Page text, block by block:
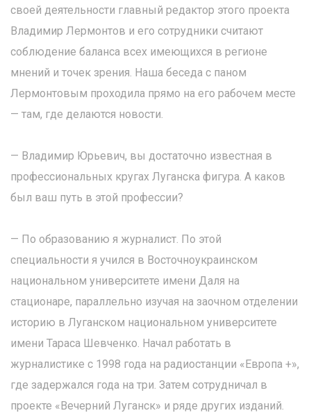
своей деятельности главный редактор этого проекта
Владимир Лермонтов и его сотрудники считают
соблюдение баланса всех имеющихся в регионе
мнений и точек зрения. Наша беседа с паном
Лермонтовым проходила прямо на его рабочем месте
— там, где делаются новости.
— Владимир Юрьевич, вы достаточно известная в
профессиональных кругах Луганска фигура. А каков
был ваш путь в этой профессии?
— По образованию я журналист. По этой
специальности я учился в Восточноукраинском
национальном университете имени Даля на
стационаре, параллельно изучая на заочном отделении
историю в Луганском национальном университете
имени Тараса Шевченко. Начал работать в
журналистике с 1998 года на радиостанции «Европа +»,
где задержался года на три. Затем сотрудничал в
проекте «Вечерний Луганск» и ряде других изданий.